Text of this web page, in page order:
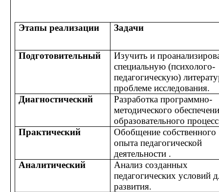
Этапы реализации Задачи
Подготовительный
Изучить и
специальную (психолого-
педагогическую)
проблеме исследования.
Диагностический
Разработка программно-
методического
образовательного
Практический
Обобщение собственного
опыта педагогической
деятельности .
Аналитический
Анализ созданных
педагогических условий
развития.